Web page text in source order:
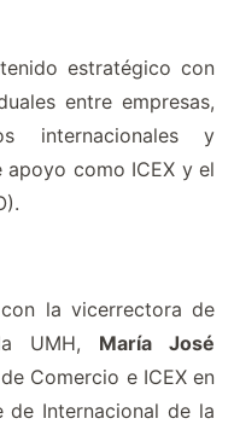
estratégico con
entre empresas,
internacionales y
como ICEX y el
).
la vicerrectora de
UMH, María José
Comercio e ICEX en
de Internacional de la